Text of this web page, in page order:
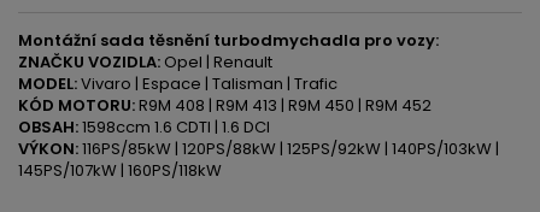
Montážní sada těsnění turbodmychadla pro vozy:
ZNAČKU VOZIDLA: Opel | Renault
MODEL:Vivaro | Espace | Talisman | Trafic
KÓD MOTORU:R9M 408 | R9M 413 | R9M 450 | R9M 452
OBSAH:1598ccm 1.6 CDTI | 1.6 DCI
VÝKON:116PS/85kW | 120PS/88kW | 125PS/92kW | 140PS/103kW |
145PS/107kW | 160PS/118kW